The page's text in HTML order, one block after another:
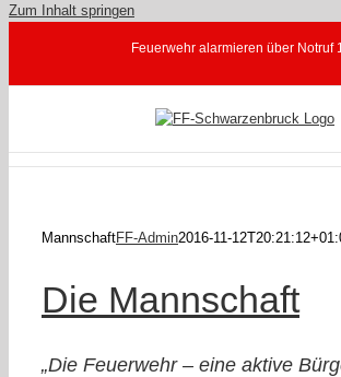
Zum Inhalt springen
Feuerwehr alarmieren über Notruf
MannschaftFF-Admin2016-11-
Die Mannschaft
„Die Feuerwehr – eine aktive